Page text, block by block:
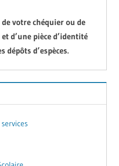
votre chéquier ou de
d’une pièce d’identité
d’espèces.